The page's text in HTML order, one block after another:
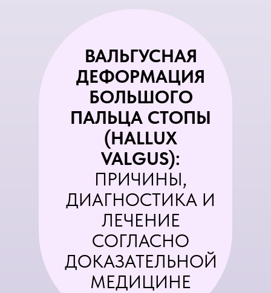
ВАЛЬГУСНАЯ
ДЕФОРМАЦИЯ
БОЛЬШОГО
ПАЛЬЦА СТОПЫ
(HALLUX
VALGUS):
ПРИЧИНЫ,
ДИАГНОСТИКА И
ЛЕЧЕНИЕ
СОГЛАСНО
ДОКАЗАТЕЛЬНОЙ
МЕДИЦИНЕ